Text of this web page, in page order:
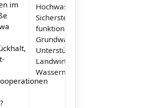
im
Hochwasserschutz,
Sicherstellung
funktionierender
Grundwasserspiegel sowie
Unterstützung der
Landwirtschaft beim
Wassermanagement.